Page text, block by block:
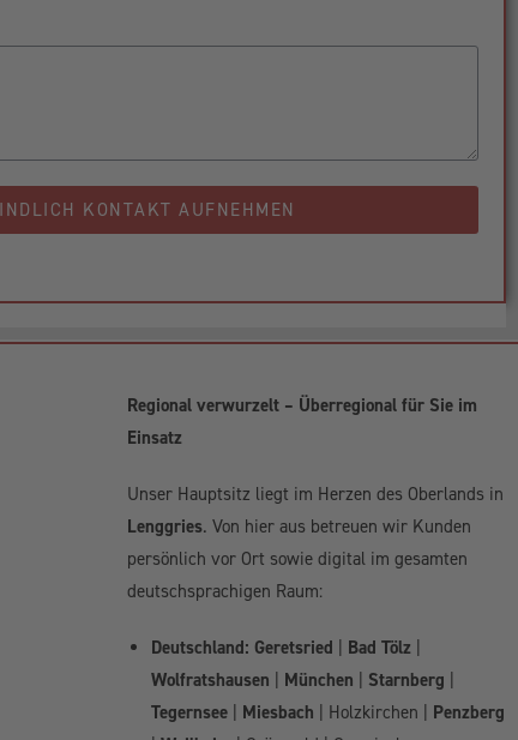
KONTAKT AUFNEHMEN
Regional verwurzelt – Überregional für Sie im
Einsatz
Unser Hauptsitz liegt im Herzen des Oberlands in
Lenggries. Von hier aus betreuen wir Kunden
persönlich vor Ort sowie digital im gesamten
deutschsprachigen Raum:
Deutschland: Geretsried Bad Tölz
Wolfratshausen
München Starnberg
Tegernsee
Miesbach | Holzkirchen | Penzberg